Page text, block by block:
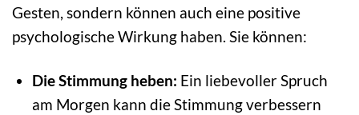
Gesten, sondern können auch eine positive
psychologische Wirkung haben. Sie können:
Die Stimmung heben: Ein liebevoller Spruch
am Morgen kann die Stimmung verbessern